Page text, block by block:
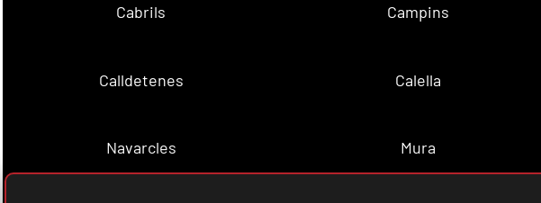
Cabrils Campins
Calldetenes Calella
Navarcles Mura